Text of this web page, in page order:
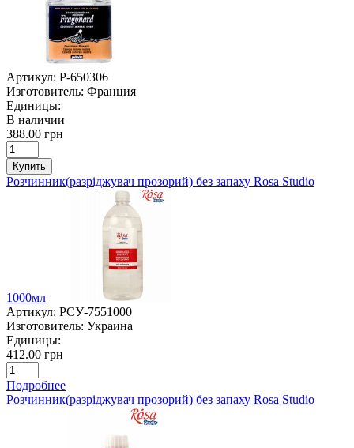
Артикул: P-650306
Изготовитель: Франция
Единицы:
В наличии
388.00 грн
Купить
Розчинник(разріджувач прозорий) без запаху Rosa Studio
1000мл
Артикул: РСУ-7551000
Изготовитель: Украина
Единицы:
412.00 грн
Подробнее
Розчинник(разріджувач прозорий) без запаху Rosa Studio